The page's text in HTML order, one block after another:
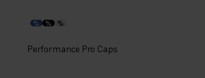
% % %
Performance Pro Caps